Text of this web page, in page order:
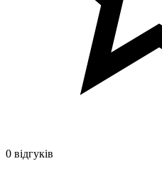
0 відгуків